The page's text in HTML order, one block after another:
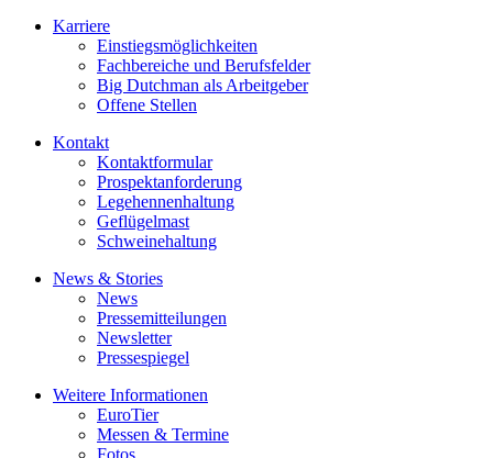
Karriere
Einstiegsmöglichkeiten
Fachbereiche und Berufsfelder
Big Dutchman als Arbeitgeber
Offene Stellen
Kontakt
Kontaktformular
Prospektanforderung
Legehennenhaltung
Geflügelmast
Schweinehaltung
News & Stories
News
Pressemitteilungen
Newsletter
Pressespiegel
Weitere Informationen
EuroTier
Messen & Termine